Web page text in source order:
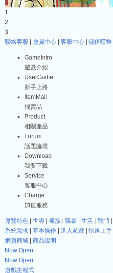
1
2
3
聯絡客服
會員中心 客服中心 儲值噗幣
GameIntro
遊戲介紹
UserGudie
新手上路
ItemMall
飛賣品
Product
相關產品
Forum
話題論壇
Download
我要下載
Service
客服中心
Charge
加值服務
導覽特色 世界 種族 職業 生活 戰鬥
系統需求
基本操作 進入遊戲 |快速上手
網頁商城
商品說明
Now Open
Now Open
遊戲主程式